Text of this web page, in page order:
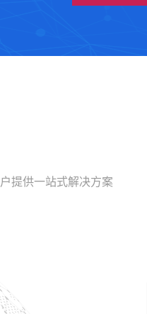
提供一站式解决方案